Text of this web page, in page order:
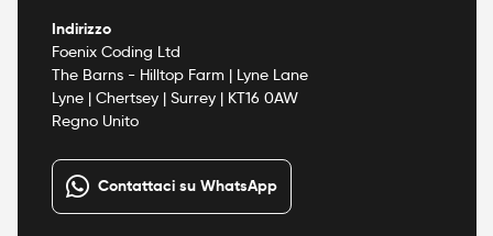
Indirizzo
Foenix Coding Ltd
The Barns - Hilltop Farm | Lyne Lane
Lyne | Chertsey | Surrey | KT16 0AW
Regno Unito
Contattaci su WhatsApp